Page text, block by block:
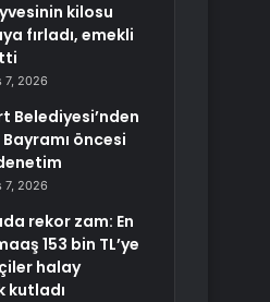
kilosu
fırladı, emekli
7, 2026
Belediyesi’nden
öncesi
7, 2026
rekor zam: En
153 bin TL’ye
halay
kutladı